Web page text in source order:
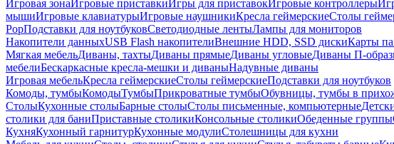
Игровая зонаИгровые приставкиИгры для приставокИгровые контроллеры
мышиИгровые клавиатурыИгровые наушникиКресла геймерскиеСтолы
PopПодставки для ноутбуковСветодиодные лентыЛампы для мониторов
Накопители данныхUSB Flash накопителиВнешние HDD, SSD дискиКарты
Мягкая мебельДиваны, тахтыДиваны прямыеДиваны угловыеДиваны П-
мебелиБескаркасные кресла-мешки и диваныНадувные диваны
Игровая мебельКресла геймерскиеСтолы геймерскиеПодставки для ноутбуков
Комоды, тумбыКомодыТумбыПрикроватные тумбыОбувницы, тумбы в
СтолыКухонные столыБарные столыСтолы письменные, компьютерные
столики для баниПриставные столикиКонсольные столикиОбеденные группы
КухняКухонный гарнитурКухонные модулиСтолешницы для кухни